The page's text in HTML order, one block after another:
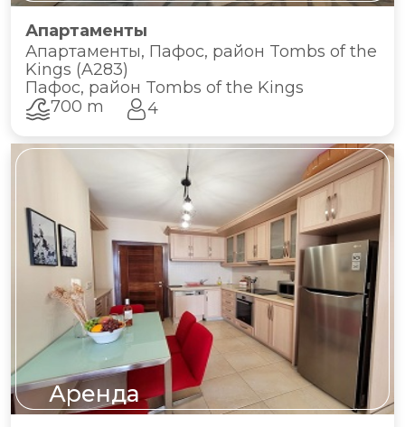
Апартаменты
Апартаменты, Пафос, район Tombs of the
Kings (A283)
Пафос, район Tombs of the Kings
700 m
4
Аренда